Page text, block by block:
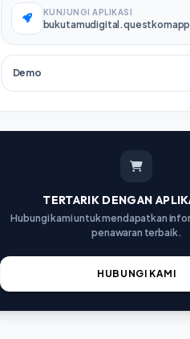
KUNJUNGI APLIKASI
Demo
TERTARIK DENGAN
Hubungi kami untuk mendapatkan
penawaran terbaik.
HUBUNGI KAMI